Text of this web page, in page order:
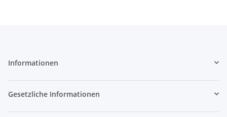
Informationen
Gesetzliche Informationen